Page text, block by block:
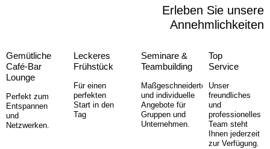
Erleben Sie unsere
Annehm­lichkeiten
Gemütliche
Café-Bar
Lounge
Perfekt zum
Entspannen
und
Netzwerken.
Leckeres
Frühstück
Für einen
perfekten
Start in den
Tag
Seminare &
Teambuilding
Maßgeschneiderte
und individuelle
Angebote für
Gruppen und
Unternehmen.
Top
Service
Unser
freundliches
und
professionelles
Team steht
Ihnen jederzeit
zur Verfügung.